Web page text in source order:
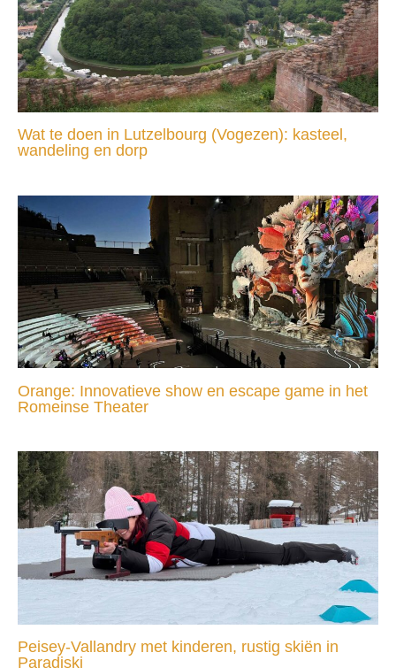
Wat te doen in Lutzelbourg (Vogezen): kasteel,
wandeling en dorp
Orange: Innovatieve show en escape game in het
Romeinse Theater
Peisey-Vallandry met kinderen, rustig skiën in
Paradiski